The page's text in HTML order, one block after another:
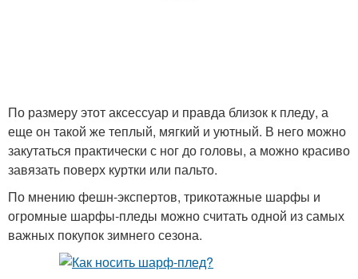
По размеру этот аксессуар и правда близок к пледу, а
еще он такой же теплый, мягкий и уютный. В него можно
закутаться практически с ног до головы, а можно красиво
завязать поверх куртки или пальто.
По мнению фешн-экспертов, трикотажные шарфы и
огромные шарфы-пледы можно считать одной из самых
важных покупок зимнего сезона.